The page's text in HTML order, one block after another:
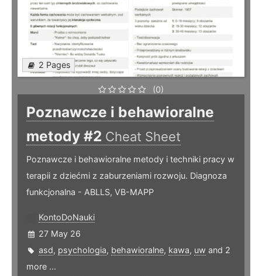
2 Pages
(0)
Poznawcze i behawioralne
metody #2 Cheat Sheet
Poznawcze i behawioralne metody i techniki pracy w
terapii z dziećmi z zaburzeniami rozwoju. Diagnoza
funkcjonalna - ABLLS, VB-MAPP
KontoDoNauki
27 May 26
asd, psychologia, behawioralne, kawa, uw and 2
more ...